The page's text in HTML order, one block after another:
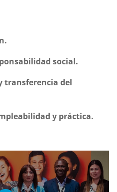
social.
transferencia del
y práctica.